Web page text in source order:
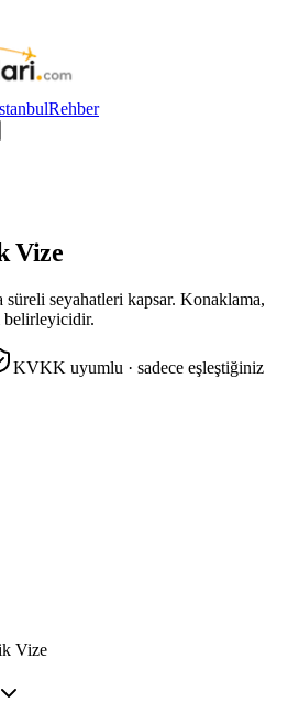
Rehber
Vize
süreli seyahatleri kapsar. Konaklama,
belirleyicidir.
KVKK uyumlu · sadece eşleştiğiniz
Vize